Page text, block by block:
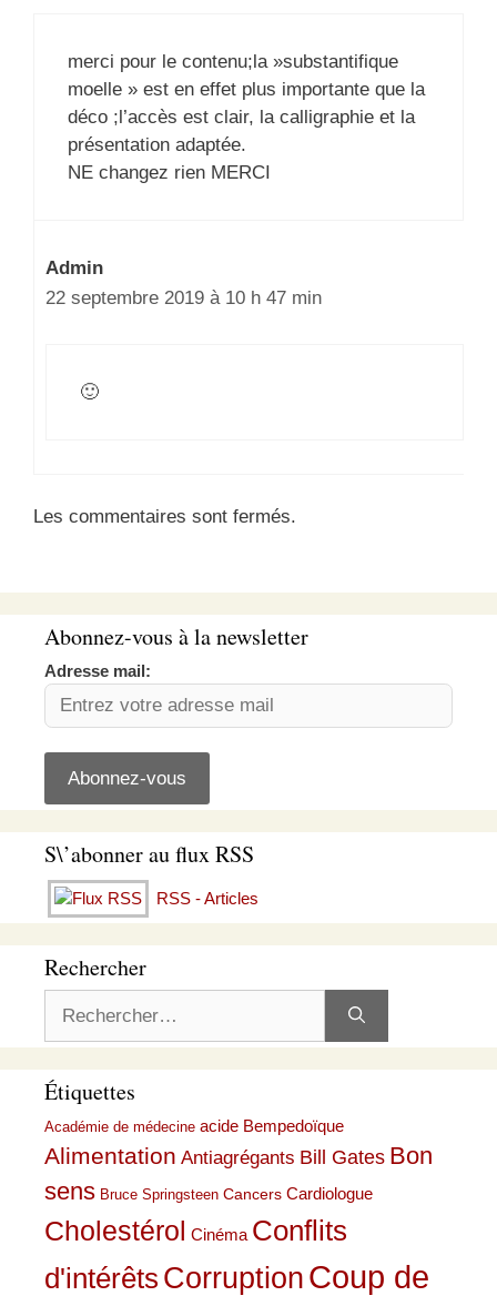
merci pour le contenu;la »substantifique
moelle » est en effet plus importante que la
déco ;l’accès est clair, la calligraphie et la
présentation adaptée.
NE changez rien MERCI
Admin
22 septembre 2019 à 10 h 47 min
🙂
Les commentaires sont fermés.
Abonnez-vous à la newsletter
Adresse mail:
S\’abonner au flux RSS
RSS - Articles
Rechercher
Étiquettes
Académie de médecine acide Bempedoïque
Alimentation Antiagrégants Bill Gates Bon
sens Bruce Springsteen Cancers Cardiologue
Cholestérol Cinéma Conflits
d'intérêts CorruptionCoup de